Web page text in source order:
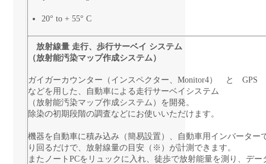
20° to + 55° C
放射線量 走行、歩行サーベイ システム
（放射能汚染マップ作成システム）
ガイガーカウンター（インスペクター、Monitor4） と GPS
などを用した、自動車による走行サーベイシステム
（放射能汚染マップ作成システム）を開発。
除染の初期段階の調査などにお使いいただけます。
機器を自動車に積み込み（簡易設置）、自動車用インバーター
り回るだけで、放射線量の目安（※）が計測できます。
またノートPCをリュックに入れ、徒歩で放射能量を測り、デ